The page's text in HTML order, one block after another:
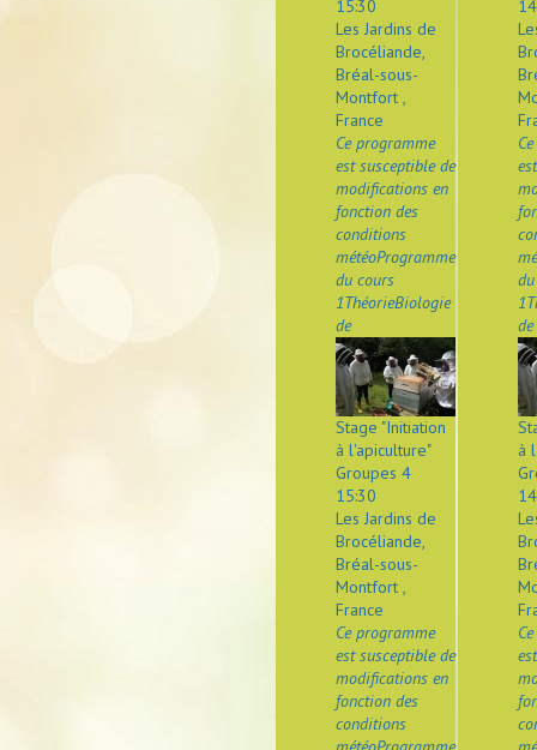
15:30
Les Jardins de
Brocéliande,
Bréal-sous-
Montfort ,
France
Ce programme
est susceptible de
modifications en
fonction des
conditions
météoProgramme
du cours
1ThéorieBiologie
de
Stage "Initiation
à l'apiculture"
Groupes 4
15:30
Les Jardins de
Brocéliande,
Bréal-sous-
Montfort ,
France
Ce programme
est susceptible de
modifications en
fonction des
conditions
de
à